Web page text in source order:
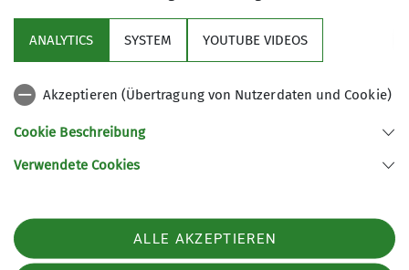
wichtige Infos
Partner
83317 Teisendorf
Telefon +4986666177
ANALYTICS SYSTEM YOUTUBE VIDEOS
Akzeptieren (Übertragung von Nutzerdaten und Cookie)
Cookie Beschreibung
Verwendete Cookies
ALLE AKZEPTIEREN